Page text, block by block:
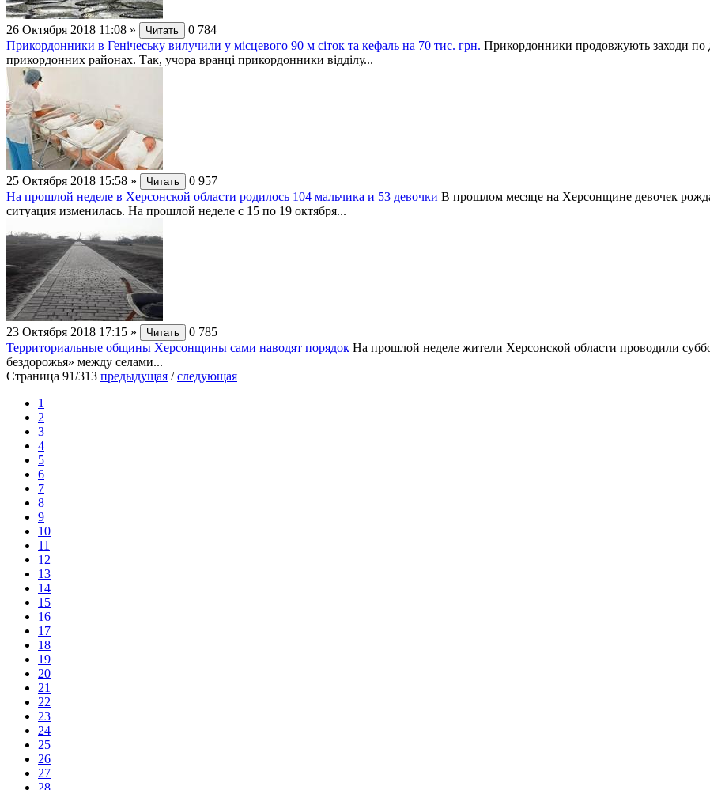
26 Октября 2018 11:08 » Читать 0 784
Прикордонники в Генічеську вилучили у місцевого 90 м сіток та кефаль на 70 тис. грн. Прикордонники продовжують заходи
прикордонних районах. Так, учора вранці прикордонники відділу...
25 Октября 2018 15:58 » Читать 0 957
На прошлой неделе в Херсонской области родилось 104 мальчика и 53 девочки В прошлом месяце на Херсонщине девочек
ситуация изменилась. На прошлой неделе с 15 по 19 октября...
23 Октября 2018 17:15 » Читать 0 785
Территориальные общины Херсонщины сами наводят порядок На прошлой неделе жители Херсонской области проводили
бездорожья» между селами...
Страница 91/313 предыдущая /следующая
1
2
3
4
5
6
7
8
9
10
11
12
13
14
15
16
17
18
19
20
21
22
23
24
25
26
27
28